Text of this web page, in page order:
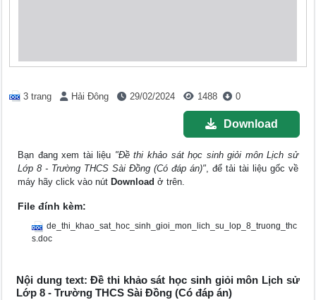
3 trang Hải Đông 29/02/2024 1488 0
Download
Bạn đang xem tài liệu "Đề thi khảo sát học sinh giỏi môn Lịch sử
Lớp 8 - Trường THCS Sài Đồng (Có đáp án)", để tải tài liệu gốc về
máy hãy click vào nút Download ở trên.
File đính kèm:
de_thi_khao_sat_hoc_sinh_gioi_mon_lich_su_lop_8_truong_thc
s.doc
Nội dung text: Đề thi khảo sát học sinh giỏi môn Lịch sử
Lớp 8 - Trường THCS Sài Đồng (Có đáp án)